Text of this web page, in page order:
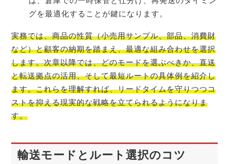
グを最適化することが鍵になります。
実務では、商品の性質（小売用サンプル、部品、消費財
など）と顧客の納期を踏まえ、最適な組み合わせを選択
します。次章以降では、どのモードを選ぶべきか、直送
と転送拠点の活用、そして最短ルートの具体例を紹介し
ます。これらを理解すれば、リードタイムを守りつつコ
ストを抑える現実的な戦略を立てられるようになりま
す。
輸送モードとルート選択のコツ